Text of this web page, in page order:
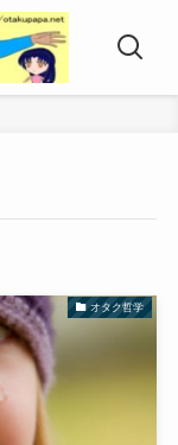
オタク哲学